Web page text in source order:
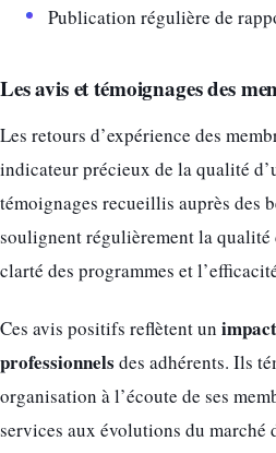
Publication régulière de
Les avis et témoignages des
Les retours d’expérience des
indicateur précieux de la qualité
témoignages recueillis auprès des
soulignent régulièrement la qualité
clarté des programmes et
Ces avis positifs reflètent un
professionnels des adhérents. Ils
organisation à l’écoute de ses
services aux évolutions du marché